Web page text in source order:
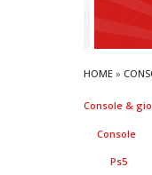
HOME»
Console &
Console
Ps5